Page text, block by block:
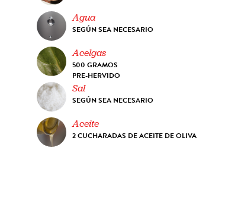
Agua
SEGÚN SEA NECESARIO
Acelgas
500 GRAMOS
PRE-HERVIDO
Sal
SEGÚN SEA NECESARIO
Aceite
2 CUCHARADAS DE ACEITE DE OLIVA